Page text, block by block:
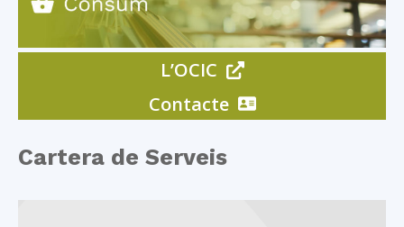
del
Maresme
L’OCIC
Contacte
Cartera de Serveis